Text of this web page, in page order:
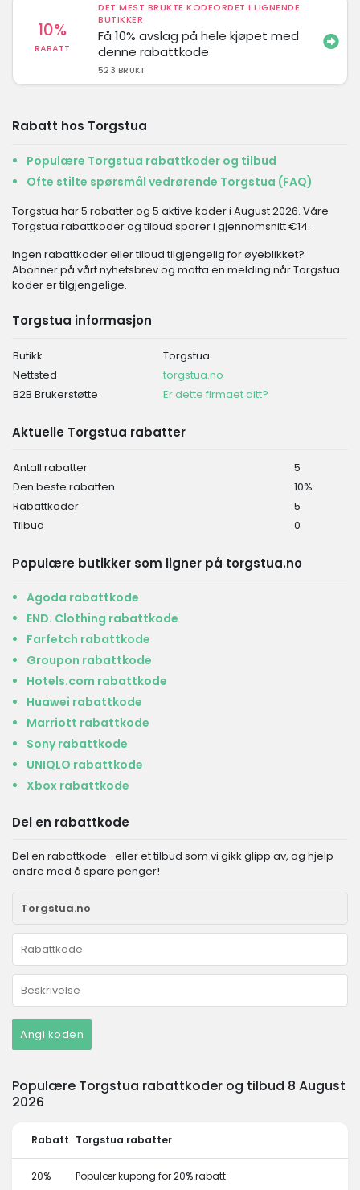
10%
RABATT
DET MEST BRUKTE KODEORDET I LIGNENDE
BUTIKKER
Få 10% avslag på hele kjøpet med
denne rabattkode
523 BRUKT
Rabatt hos Torgstua
Populære Torgstua rabattkoder og tilbud
Ofte stilte spørsmål vedrørende Torgstua (FAQ)
Torgstua har 5 rabatter og 5 aktive koder i August 2026. Våre
Torgstua rabattkoder og tilbud sparer i gjennomsnitt €14.
Ingen rabattkoder eller tilbud tilgjengelig for øyeblikket?
Abonner på vårt nyhetsbrev og motta en melding når Torgstua
koder er tilgjengelige.
Torgstua informasjon
Butikk
Torgstua
Nettsted
torgstua.no
B2B Brukerstøtte
Er dette firmaet ditt?
Aktuelle Torgstua rabatter
Antall rabatter
5
Den beste rabatten
10%
Rabattkoder
5
Tilbud
0
Populære butikker som ligner på torgstua.no
Agoda rabattkode
END. Clothing rabattkode
Farfetch rabattkode
Groupon rabattkode
Hotels.com rabattkode
Huawei rabattkode
Marriott rabattkode
Sony rabattkode
UNIQLO rabattkode
Xbox rabattkode
Del en rabattkode
Del en rabattkode- eller et tilbud som vi gikk glipp av, og hjelp
andre med å spare penger!
Angi koden
Populære Torgstua rabattkoder og tilbud 8 August
2026
Rabatt Torgstua rabatter
20% Populær kupong for 20% rabatt